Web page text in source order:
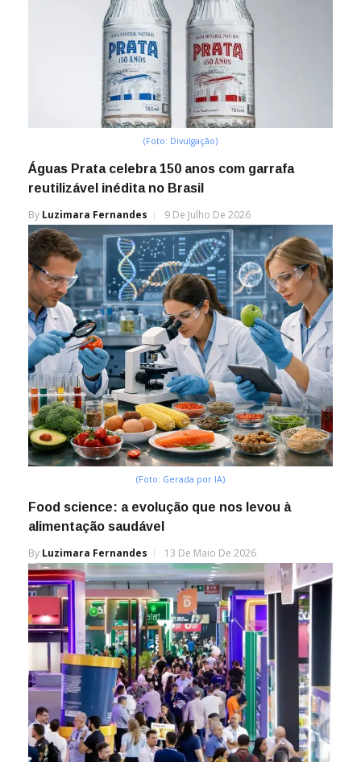
(Foto: Divulgação)
Águas Prata celebra 150 anos com garrafa
reutilizável inédita no Brasil
By Luzimara Fernandes 9 De Julho De 2026
(Foto: Gerada por IA)
Food science: a evolução que nos levou à
alimentação saudável
By Luzimara Fernandes 13 De Maio De 2026